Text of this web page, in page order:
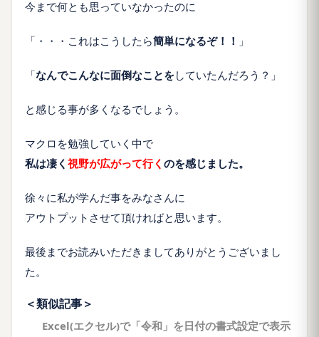
今まで何とも思っていなかったのに
「・・・これはこうしたら簡単になるぞ！！ 」
「なんでこんなに面倒なことをしていたんだろう？」
と感じる事が多くなるでしょう。
マクロを勉強していく中で
私は凄く 視野が広がって行く のを感じました。
徐々に私が学んだ事をみなさんに
アウトプットさせて頂ければと思います。
最後までお読みいただきましてありがとうございまし
た。
＜類似記事＞
Excel(エクセル)で「令和」を日付の書式設定で表示